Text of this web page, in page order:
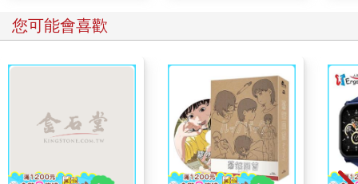
您可能會喜歡